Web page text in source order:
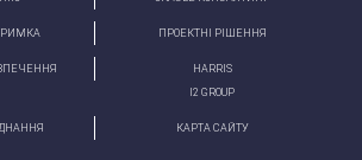
ПРОЕКТНІ РІШЕННЯ
HARRIS
І2 GROUP
КАРТА САЙТУ